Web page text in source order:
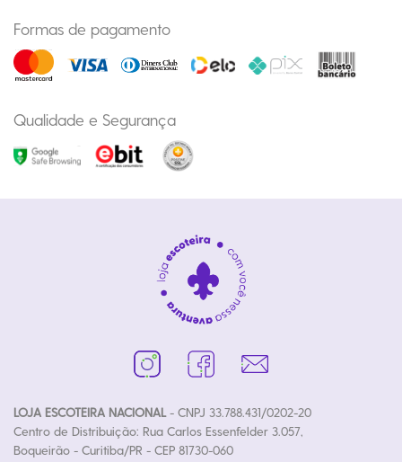
Formas de pagamento
Qualidade e Segurança
LOJA ESCOTEIRA NACIONAL- CNPJ 33.788.431/0202-20
Centro de Distribuição: Rua Carlos Essenfelder 3.057,
Boqueirão - Curitiba/PR - CEP 81730-060